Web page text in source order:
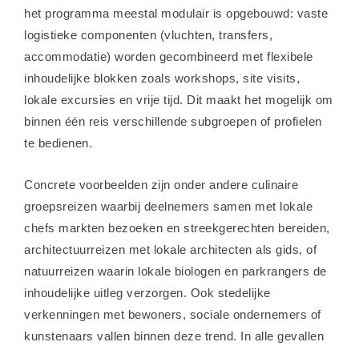
het programma meestal modulair is opgebouwd: vaste
logistieke componenten (vluchten, transfers,
accommodatie) worden gecombineerd met flexibele
inhoudelijke blokken zoals workshops, site visits,
lokale excursies en vrije tijd. Dit maakt het mogelijk om
binnen één reis verschillende subgroepen of profielen
te bedienen.
Concrete voorbeelden zijn onder andere culinaire
groepsreizen waarbij deelnemers samen met lokale
chefs markten bezoeken en streekgerechten bereiden,
architectuurreizen met lokale architecten als gids, of
natuurreizen waarin lokale biologen en parkrangers de
inhoudelijke uitleg verzorgen. Ook stedelijke
verkenningen met bewoners, sociale ondernemers of
kunstenaars vallen binnen deze trend. In alle gevallen